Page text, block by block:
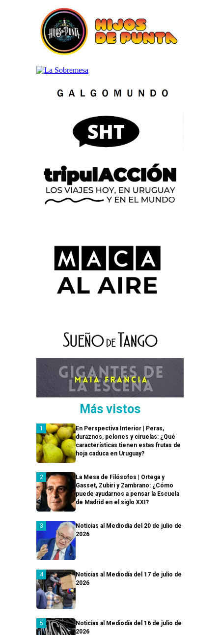
Más vistos
En Perspectiva Interior | Peras,
duraznos, pelones y ciruelas: ¿Qué
características tienen estas frutas de
hoja caduca en Uruguay?
La Mesa de Filósofos | Ortega y
Gasset, Zubiri y Zambrano: ¿Cómo
puede ayudarnos a pensar la Escuela
de Madrid en el siglo XXI?
Noticias al Mediodía del 20 de julio de
2026
Noticias al Mediodía del 17 de julio de
2026
Noticias al Mediodía del 16 de julio de
2026